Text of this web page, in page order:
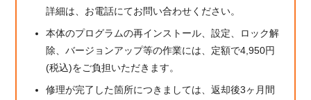
詳細は、お電話にてお問い合わせください。
本体のプログラムの再インストール、設定、ロック解
除、バージョンアップ等の作業には、定額で4,950円
(税込)をご負担いただきます。
修理が完了した箇所につきましては、返却後3ヶ月間